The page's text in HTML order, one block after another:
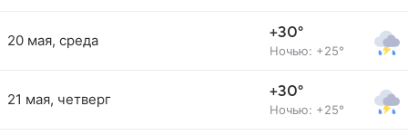
20 мая, среда +30°
Ночью: +25°
21 мая, четверг +30°
Ночью: +25°